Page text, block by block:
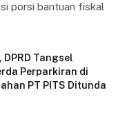
porsi bantuan fiskal
DPRD Tangsel
Perparkiran di
PT PITS Ditunda